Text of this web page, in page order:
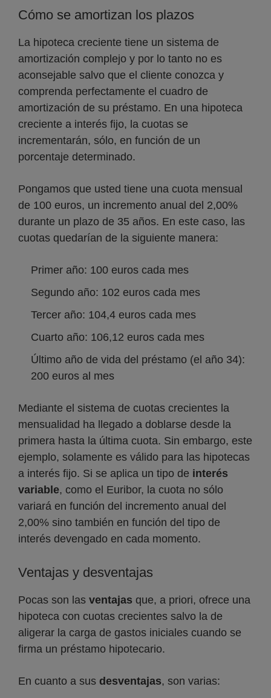
Cómo se amortizan los plazos
La hipoteca creciente tiene un sistema de
amortización complejo y por lo tanto no es
aconsejable salvo que el cliente conozca y
comprenda perfectamente el cuadro de
amortización de su préstamo. En una hipoteca
creciente a interés fijo, la cuotas se
incrementarán, sólo, en función de un
porcentaje determinado.
Pongamos que usted tiene una cuota mensual
de 100 euros, un incremento anual del 2,00%
durante un plazo de 35 años. En este caso, las
cuotas quedarían de la siguiente manera:
Primer año: 100 euros cada mes
Segundo año: 102 euros cada mes
Tercer año: 104,4 euros cada mes
Cuarto año: 106,12 euros cada mes
Último año de vida del préstamo (el año 34):
200 euros al mes
Mediante el sistema de cuotas crecientes la
mensualidad ha llegado a doblarse desde la
primera hasta la última cuota. Sin embargo, este
ejemplo, solamente es válido para las hipotecas
a interés fijo. Si se aplica un tipo de interés
variable, como el Euribor, la cuota no sólo
variará en función del incremento anual del
2,00% sino también en función del tipo de
interés devengado en cada momento.
Ventajas y desventajas
Pocas son las ventajas que, a priori, ofrece una
hipoteca con cuotas crecientes salvo la de
aligerar la carga de gastos iniciales cuando se
firma un préstamo hipotecario.
En cuanto a sus desventajas, son varias: